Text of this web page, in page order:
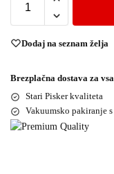
Dodaj na seznam želja
Brezplačna dostava za
Stari Pisker kvaliteta
Vakuumsko pakiranje